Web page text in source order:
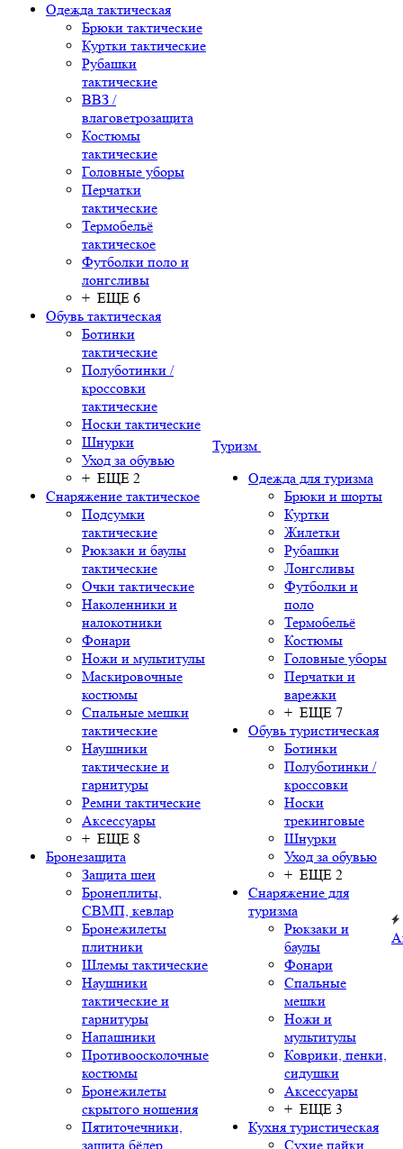
Одежда тактическая
Брюки тактические
Куртки тактические
Рубашки
тактические
ВВЗ /
влаговетрозащита
Костюмы
тактические
Головные уборы
Перчатки
тактические
Термобельё
тактическое
Футболки поло и
лонгсливы
+ ЕЩЕ 6
Обувь тактическая
Ботинки
тактические
Полуботинки /
кроссовки
тактические
Носки тактические
Шнурки
Уход за обувью
+ ЕЩЕ 2
Снаряжение тактическое
Подсумки
тактические
Рюкзаки и баулы
тактические
Очки тактические
Наколенники и
налокотники
Фонари
Ножи и мультитулы
Маскировочные
костюмы
Спальные мешки
тактические
Наушники
тактические и
гарнитуры
Ремни тактические
Аксессуары
+ ЕЩЕ 8
Бронезащита
Защита шеи
Бронеплиты,
СВМП, кевлар
Бронежилеты
плитники
Шлемы тактические
Наушники
тактические и
гарнитуры
Напашники
Противоосколочные
костюмы
Бронежилеты
скрытого ношения
Пятиточечники,
защита бёдер
Туризм
Одежда для туризма
Брюки и шорты
Куртки
Жилетки
Рубашки
Лонгсливы
Футболки и
поло
Термобельё
Костюмы
Головные уборы
Перчатки и
варежки
+ ЕЩЕ 7
Обувь туристическая
Ботинки
Полуботинки /
кроссовки
Носки
трекинговые
Шнурки
Уход за обувью
+ ЕЩЕ 2
Снаряжение для
туризма
Рюкзаки и
баулы
Фонари
Спальные
мешки
Ножи и
мультитулы
Коврики, пенки,
сидушки
Аксессуары
+ ЕЩЕ 3
Кухня туристическая
Сухие пайки